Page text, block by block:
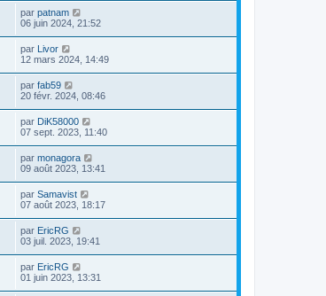
par patnam
06 juin 2024, 21:52
par Livor
12 mars 2024, 14:49
par fab59
20 févr. 2024, 08:46
par DiK58000
07 sept. 2023, 11:40
par monagora
09 août 2023, 13:41
par Samavist
07 août 2023, 18:17
par EricRG
03 juil. 2023, 19:41
par EricRG
01 juin 2023, 13:31